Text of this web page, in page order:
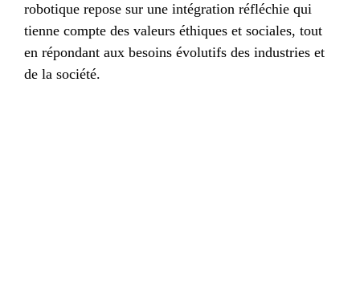
robotique repose sur une intégration réfléchie qui
tienne compte des valeurs éthiques et sociales, tout
en répondant aux besoins évolutifs des industries et
de la société.